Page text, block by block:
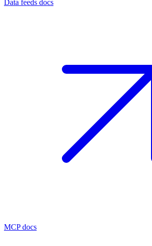
Data feeds docs
MCP docs